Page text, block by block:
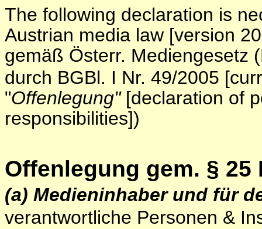
The following declaration is
Austrian media law [version
gemäß Österr. Mediengesetz
durch BGBl. I Nr. 49/2005
"Offenlegung"[declaration of
responsibilities])
Offenlegung gem. § 25
(a) Medieninhaber und für
verantwortliche Personen &